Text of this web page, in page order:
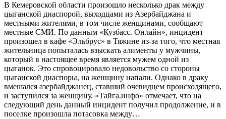
В Кемеровской области произошло несколько драк между
цыганской диаспорой, выходцами из Азербайджана и
местными жителями, в том числе женщинами, сообщают
местные СМИ. По данным «Кузбасс. Онлайн», инцидент
произошел в кафе «Эльбрус» в Тяжине из-за того, что местная
жительница попыталась взыскать алименты у мужчины,
который в настоящее время является мужем одной из
цыганок. Это спровоцировало недовольство со стороны
цыганской диаспоры, на женщину напали. Однако в драку
вмешался азербайджанец, ставший очевидцем происходящего,
и заступился за женщину. «Тайга.инфо» отмечает, что на
следующий день данный инцидент получил продолжение, и в
поселке произошла потасовка между…